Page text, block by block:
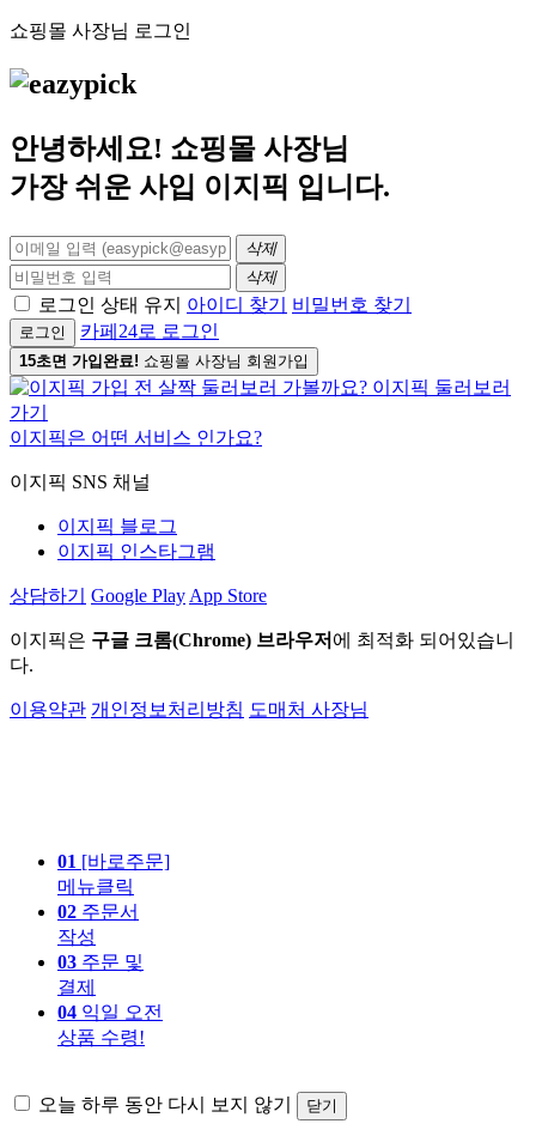
쇼핑몰 사장님 로그인
안녕하세요! 쇼핑몰 사장님
가장 쉬운 사입 이지픽 입니다.
삭제
삭제
로그인 상태 유지 아이디 찾기 비밀번호 찾기
로그인 카페24로 로그인
15초면 가입완료! 쇼핑몰 사장님 회원가입
이지픽은 어떤 서비스 인가요?
이지픽 SNS 채널
이지픽 블로그
이지픽 인스타그램
상담하기 Google Play App Store
이지픽은 구글 크롬(Chrome) 브라우저 에 최적화 되어있습니
다.
이용약관 개인정보처리방침 도매처 사장님
01 [바로주문]
메뉴클릭
02 주문서
작성
03 주문 및
결제
04 익일 오전
상품 수령!
오늘 하루 동안 다시 보지 않기 닫기